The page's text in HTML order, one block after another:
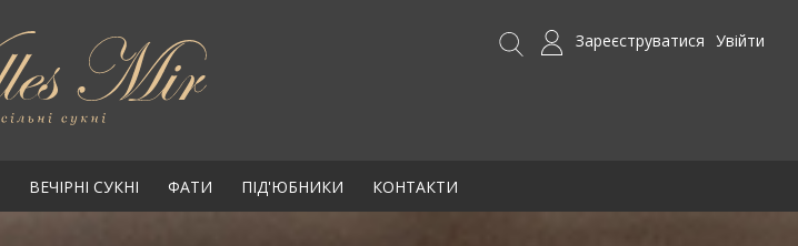
Увійти
Зареєструватися
ВЕЧІРНІ СУКНІ ФАТИ ПІД'ЮБНИКИ КОНТАКТИ